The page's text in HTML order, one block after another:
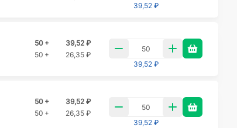
39,52 ₽
50 +
39,52 ₽
50 +
26,35 ₽
39,52 ₽
50 +
39,52 ₽
50 +
26,35 ₽
39,52 ₽